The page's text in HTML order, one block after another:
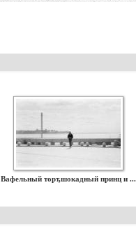
Вафельный торт,шокадный принц и ...